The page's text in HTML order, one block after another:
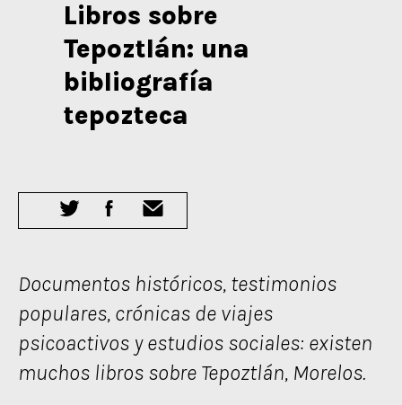
Libros sobre
Tepoztlán: una
bibliografía
tepozteca
Documentos históricos, testimonios
populares, crónicas de viajes
psicoactivos y estudios sociales: existen
muchos libros sobre Tepoztlán, Morelos.